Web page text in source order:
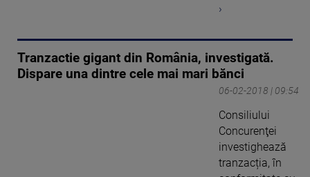
›
Tranzactie gigant din România, investigată.
Dispare una dintre cele mai mari bănci
06-02-2018 | 09:54
Consiliului
Concurenţei
investighează
tranzacția, în